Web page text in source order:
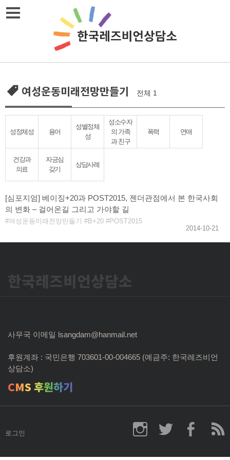
Skip
여성운동미래전망만들기 전체 1
성정체성 용어
성별정체
성
성소수자
의 가족
과 친구
폭력 연애
건강과
의료
자긍심
갖기
상담사례
[심포지엄] 베이징+20과 POST2015, 젠더관점에서 본 한국사회
의 변화 – 걸어온길 그리고 가야할 길
여성운동미래전망만들기 B+20
POST2015
2014-10-21
한국레즈비언상담소
사무국 이메일 lsangdam@hanmail.net
후원계좌 : 국민은행 703601-00-004665 (예금주: 한국레즈비언
상담소)
CMS 후원하기
로그인